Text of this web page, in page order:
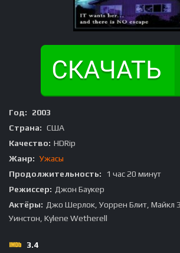
Год:
2003
Страна: США
Качество: HDRip
Жанр: Ужасы
Продолжительность:
1 час 20 минут
Режиссер: Джон Баукер
Актёры: Джо Шерлок, Уоррен Блит, Майкл
Уинстон, Kylene Wetherell
3.4